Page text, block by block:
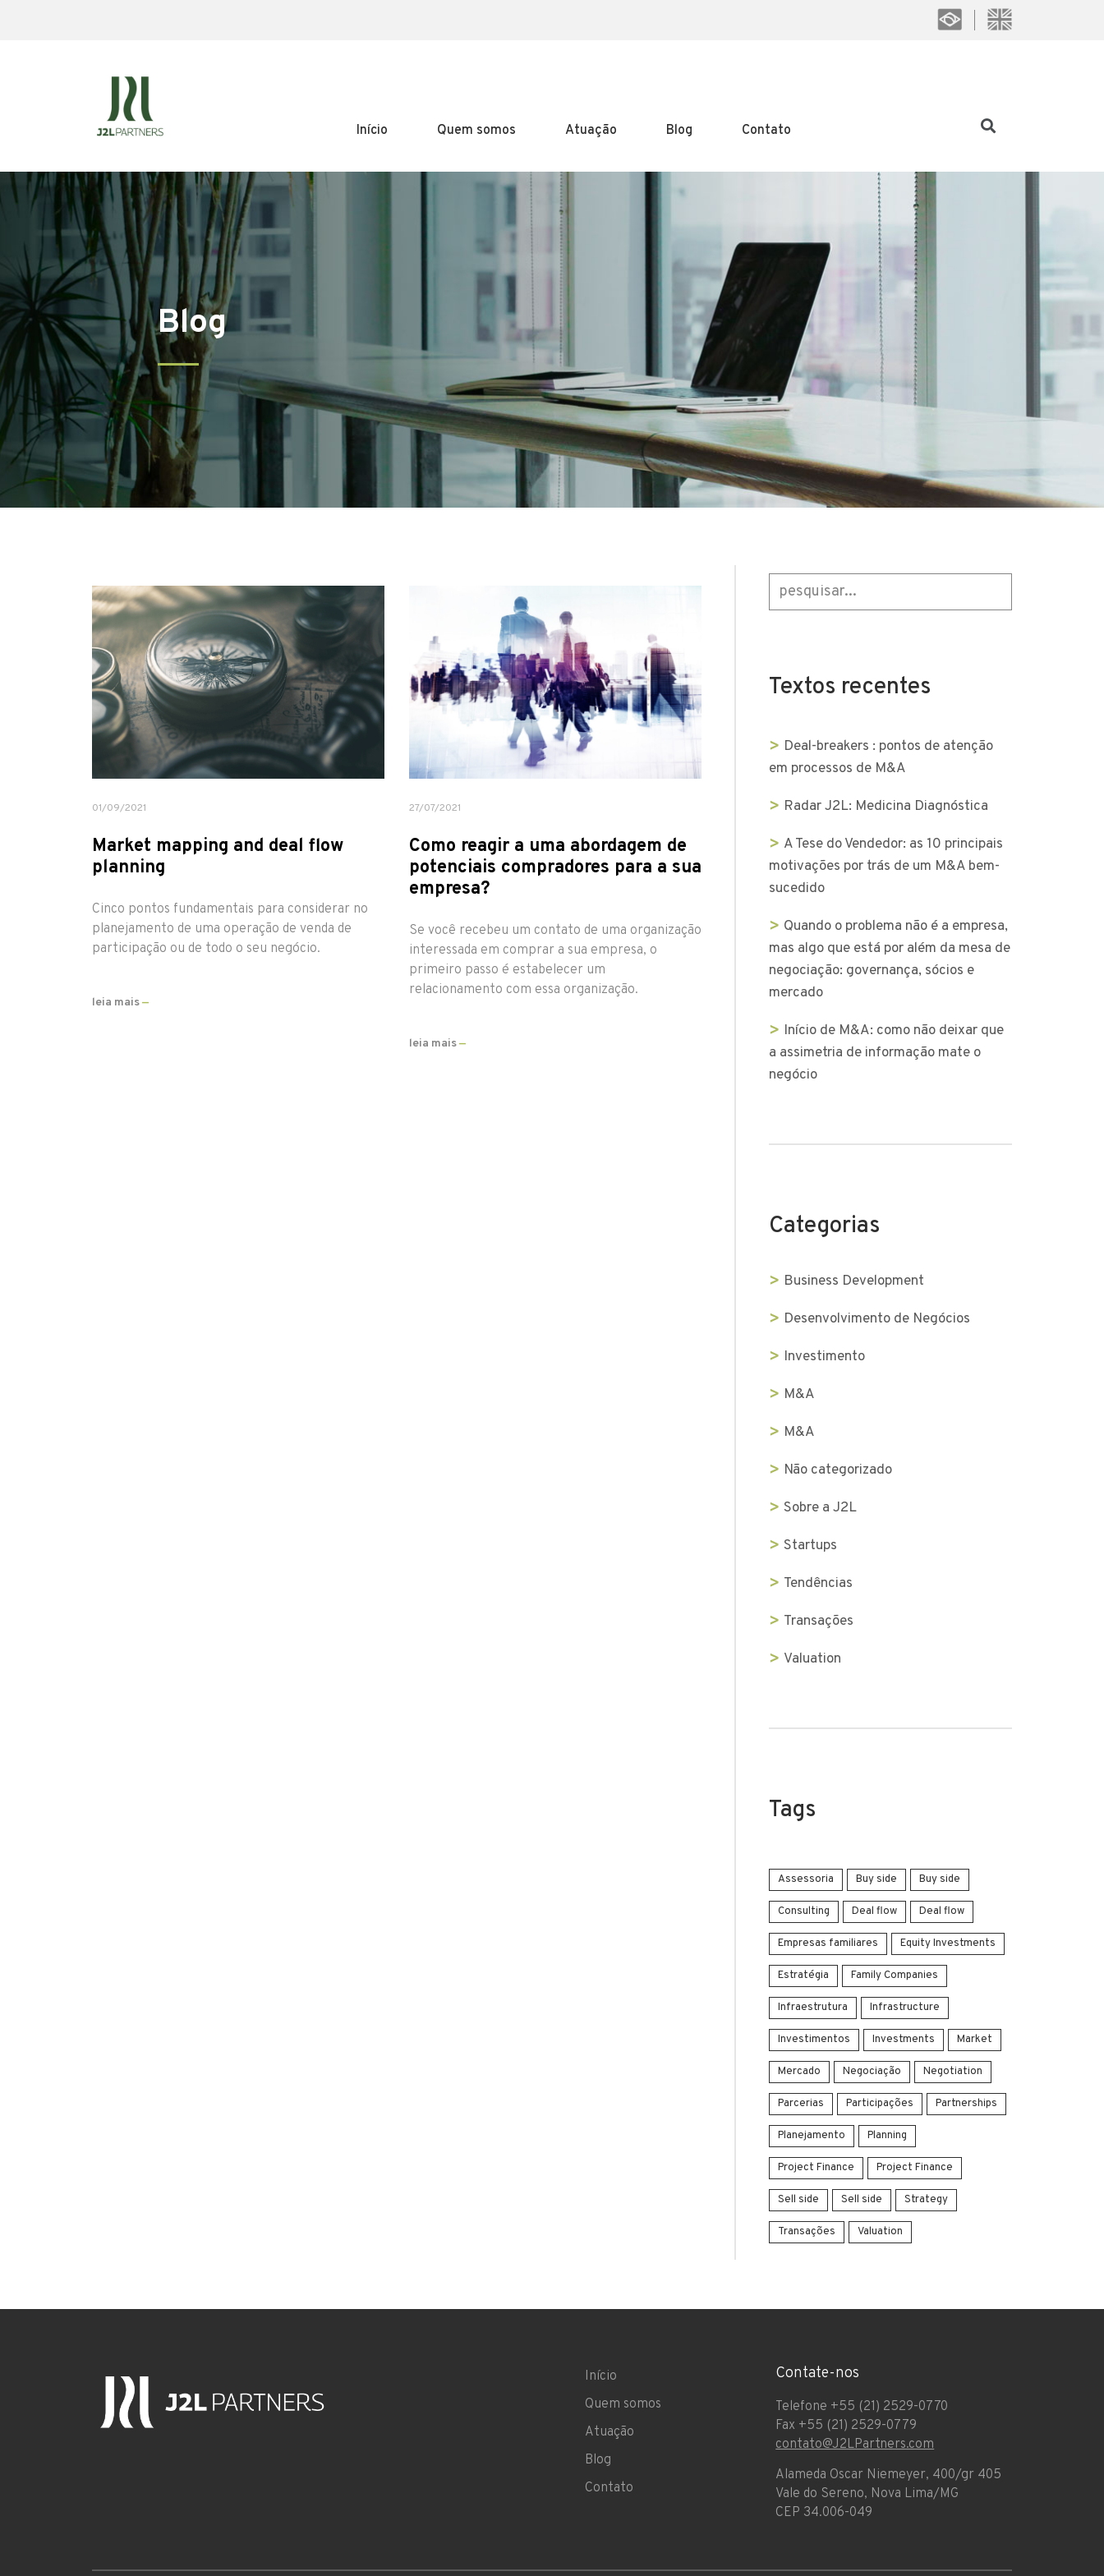
Início Quem somos Atuação Blog Contato
Blog
Market mapping and deal flow
planning
01/09/2021
Cinco pontos fundamentais para considerar no
planejamento de uma operação de venda de
participação ou de todo o seu negócio.
leia mais—
Como reagir a uma abordagem de
potenciais compradores para a sua
empresa?
27/07/2021
Se você recebeu um contato de uma organização
interessada em comprar a sua empresa, o
primeiro passo é estabelecer um
relacionamento com essa organização.
leia mais—
Textos recentes
Deal-breakers : pontos de atenção
em processos de M&A
Radar J2L: Medicina Diagnóstica
A Tese do Vendedor: as 10 principais
motivações por trás de um M&A bem-
sucedido
Quando o problema não é a empresa,
mas algo que está por além da mesa de
negociação: governança, sócios e
mercado
Início de M&A: como não deixar que
a assimetria de informação mate o
negócio
Categorias
Business Development
Desenvolvimento de Negócios
Investimento
M&A
M&A
Não categorizado
Sobre a J2L
Startups
Tendências
Transações
Valuation
Tags
Assessoria Buy side Buy side
Consulting Deal flow Deal flow
Empresas familiares Equity Investments
Estratégia Family Companies
Infraestrutura Infrastructure
Investimentos Investments Market
Mercado Negociação Negotiation
Parcerias Participações Partnerships
Planejamento Planning
Project Finance Project Finance
Sell side Sell side Strategy
Transações Valuation
Início
Quem somos
Atuação
Blog
Contato
Contate-nos
Telefone +55 (21) 2529-0770
Fax +55 (21) 2529-0779
contato@J2LPartners.com
Alameda Oscar Niemeyer, 400/gr 405
Vale do Sereno, Nova Lima/MG
CEP 34.006-049